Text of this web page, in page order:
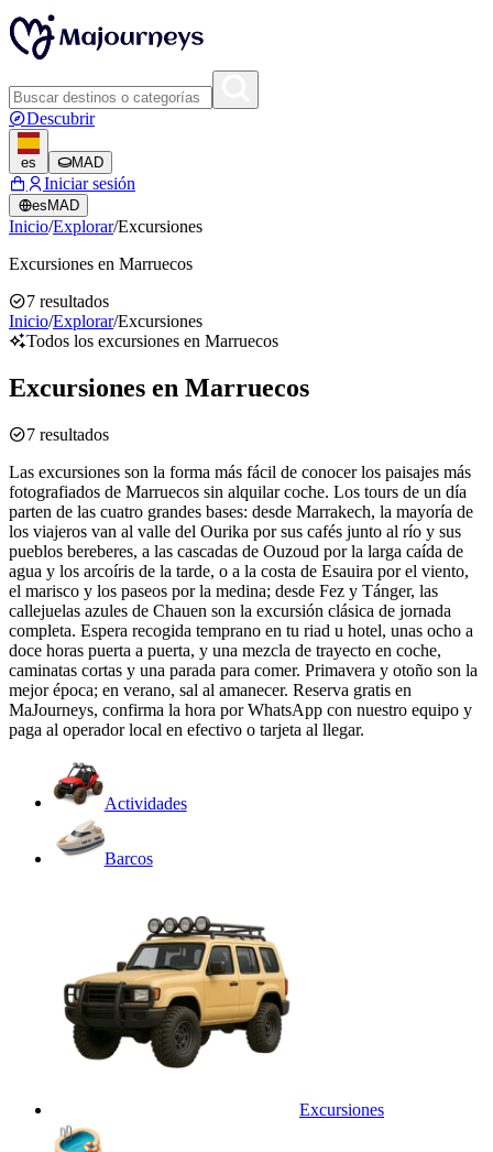
Descubrir
es MAD
Iniciar sesión
es MAD
Inicio/Explorar/Excursiones
Excursiones en Marruecos
7 resultados
Inicio/Explorar/Excursiones
Todos los excursiones en Marruecos
Excursiones en Marruecos
7 resultados
Las excursiones son la forma más fácil de conocer los paisajes más
fotografiados de Marruecos sin alquilar coche. Los tours de un día
parten de las cuatro grandes bases: desde Marrakech, la mayoría de
los viajeros van al valle del Ourika por sus cafés junto al río y sus
pueblos bereberes, a las cascadas de Ouzoud por la larga caída de
agua y los arcoíris de la tarde, o a la costa de Esauira por el viento,
el marisco y los paseos por la medina; desde Fez y Tánger, las
callejuelas azules de Chauen son la excursión clásica de jornada
completa. Espera recogida temprano en tu riad u hotel, unas ocho a
doce horas puerta a puerta, y una mezcla de trayecto en coche,
caminatas cortas y una parada para comer. Primavera y otoño son la
mejor época; en verano, sal al amanecer. Reserva gratis en
MaJourneys, confirma la hora por WhatsApp con nuestro equipo y
paga al operador local en efectivo o tarjeta al llegar.
Actividades
Barcos
Excursiones